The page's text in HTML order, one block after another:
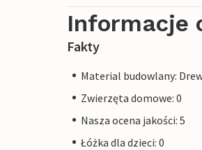
Informacje
Fakty
Material budowlany:
Zwierzęta domowe: 0
Nasza ocena jakości: 5
Łóżka dla dzieci: 0